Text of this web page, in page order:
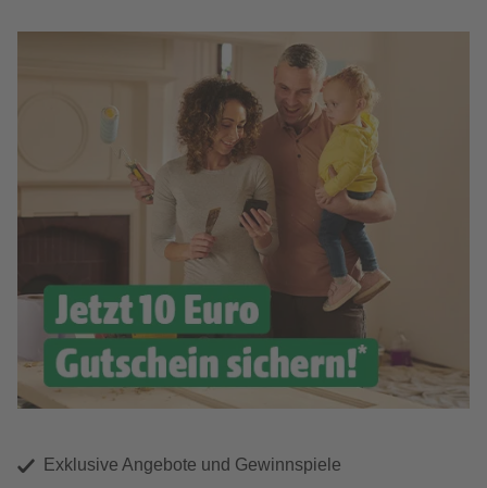
Exklusive Angebote und Gewinnspiele